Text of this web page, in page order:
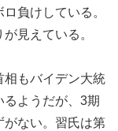
負けしている。
見えている。
相もバイデン大統
ようだが、3期
がない。習氏は第